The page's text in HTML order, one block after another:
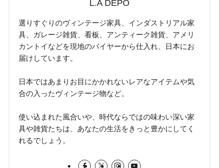
L.A DEPO
選りすぐりのヴィンテージ家具、インダストリアル家
具、ガレージ雑貨、看板、アンティーク雑貨、アメリ
カントイなどを現地のバイヤーから仕入れ、日本にお
届けしています。
日本ではあまりお目にかかれないレアなアイテムや気
合の入ったヴィンテージ物など。
使い込まれた風合いや、時代ならではの味わい深い家
具や雑貨たちは、あなたの生活をきっと豊かにしてく
れるでしょう。